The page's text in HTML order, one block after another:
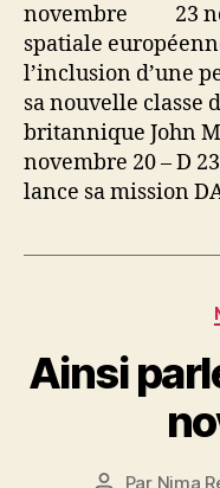
novembre 23
spatiale
l’inclusion d’une
sa nouvelle classe
britannique John
novembre 20 – D
lance sa mission
Ainsi
Auteur
Par Nima